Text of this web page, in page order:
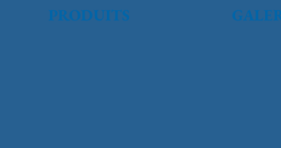
PRODUITS